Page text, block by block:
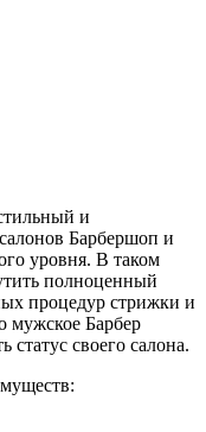
и
Барбершоп и
уровня. В таком
полноценный
процедур стрижки и
мужское Барбер
своего салона.